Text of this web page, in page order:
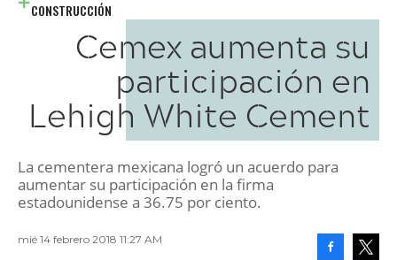
CONSTRUCCIÓN
Cemex aumenta su
participación en
Lehigh White Cement
La cementera mexicana logró un acuerdo para
aumentar su participación en la firma
estadounidense a 36.75 por ciento.
mié 14 febrero 2018 11:27 AM